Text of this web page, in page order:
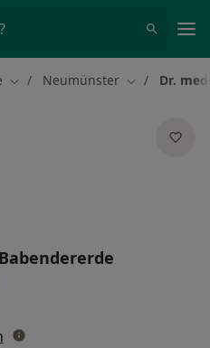
Stadt ändern
Neumünster Stadt ändern
Dr.
Spezialisierungen